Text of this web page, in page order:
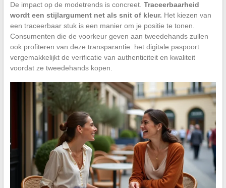
De impact op de modetrends is concreet. Traceerbaarheid
wordt een stijlargument net als snit of kleur. Het kiezen van
een traceerbaar stuk is een manier om je positie te tonen.
Consumenten die de voorkeur geven aan tweedehands zullen
ook profiteren van deze transparantie: het digitale paspoort
vergemakkelijkt de verificatie van authenticiteit en kwaliteit
voordat ze tweedehands kopen.